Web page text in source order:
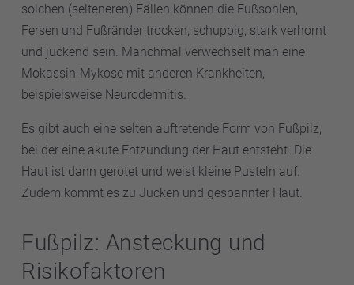
solchen (selteneren) Fällen können die Fußsohlen,
Fersen und Fußränder trocken, schuppig, stark verhornt
und juckend sein. Manchmal verwechselt man eine
Mokassin-Mykose mit anderen Krankheiten,
beispielsweise Neurodermitis.
Es gibt auch eine selten auftretende Form von Fußpilz,
bei der eine akute Entzündung der Haut entsteht. Die
Haut ist dann gerötet und weist kleine Pusteln auf.
Zudem kommt es zu Jucken und gespannter Haut.
Fußpilz: Ansteckung und
Risikofaktoren